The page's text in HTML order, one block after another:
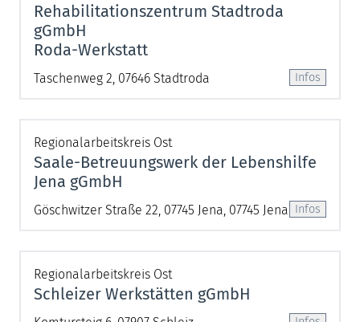
Rehabilitationszentrum Stadtroda
gGmbH
Roda-Werkstatt
Taschenweg 2, 07646 Stadtroda
Regionalarbeitskreis Ost
Saale-Betreuungswerk der Lebenshilfe
Jena gGmbH
Göschwitzer Straße 22, 07745 Jena, 07745 Jena
Regionalarbeitskreis Ost
Schleizer Werkstätten gGmbH